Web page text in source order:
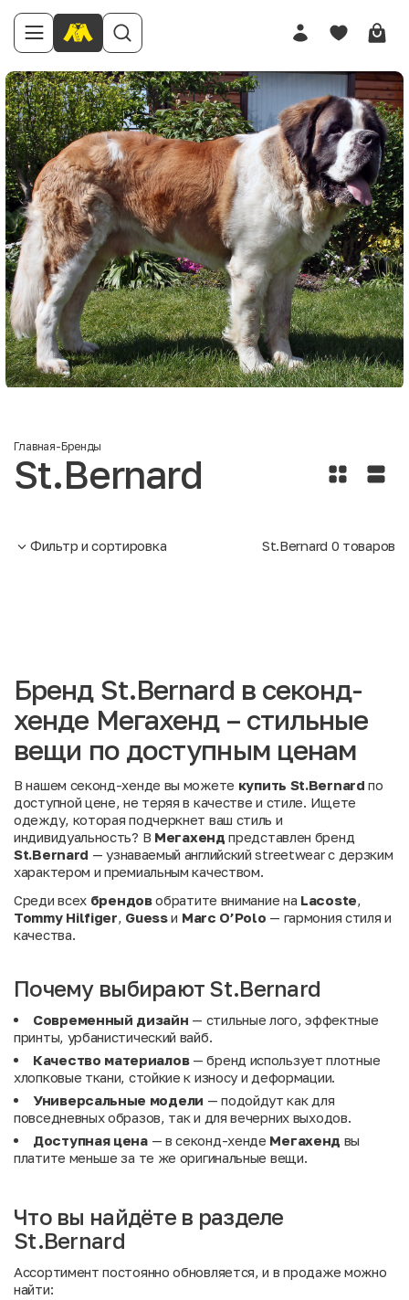
Главная-Бренды
St.Bernard
Фильтр и сортировка St.Bernard 0 товаров
Бренд St.Bernard в секонд-
хенде Мегахенд – стильные
вещи по доступным ценам
В нашем секонд-хенде вы можете купить St.Bernard по
доступной цене, не теряя в качестве и стиле. Ищете
одежду, которая подчеркнет ваш стиль и
индивидуальность? В Мегахенд представлен бренд
St.Bernard — узнаваемый английский streetwear с дерзким
характером и премиальным качеством.
Среди всех брендовобратите внимание на Lacoste,
Tommy Hilfiger, Guessи Marc O’Polo — гармония стиля и
качества.
Почему выбирают St.Bernard
Современный дизайн — стильные лого, эффектные
принты, урбанистический вайб.
Качество материалов— бренд использует плотные
хлопковые ткани, стойкие к износу и деформации.
Универсальные модели — подойдут как для
повседневных образов, так и для вечерних выходов.
Доступная цена— в секонд-хенде Мегахенд вы
платите меньше за те же оригинальные вещи.
Что вы найдёте в разделе
St.Bernard
Ассортимент постоянно обновляется, и в продаже можно
найти: